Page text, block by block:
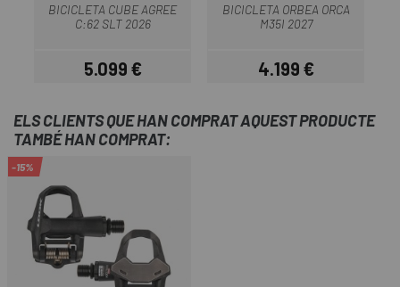
BICICLETA CUBE AGREE
C:62 SLT 2026
Preu
5.099 €
BICICLETA ORBEA ORCA
M35I 2027
Preu
4.199 €
ELS CLIENTS QUE HAN COMPRAT AQUEST PRODUCTE
TAMBÉ HAN COMPRAT:
-15%